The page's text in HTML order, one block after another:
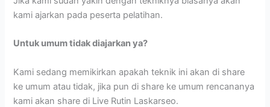
kami ajarkan pada peserta pelatihan.
Untuk umum tidak diajarkan ya?
Kami sedang memikirkan apakah teknik ini akan di share
ke umum atau tidak, jika pun di share ke umum rencananya
kami akan share di Live Rutin Laskarseo.